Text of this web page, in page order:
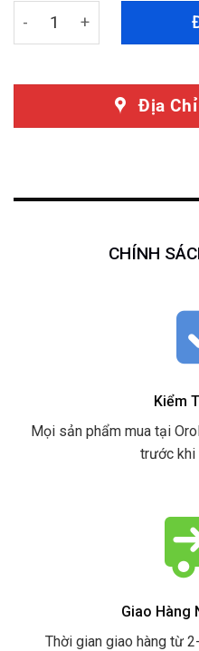
Thảm Lót Sàn Lexus RX
Địa
CHÍNH
Kiểm
Mọi sản phẩm mua tại
trước khi
Giao Hàng
Thời gian giao hàng từ